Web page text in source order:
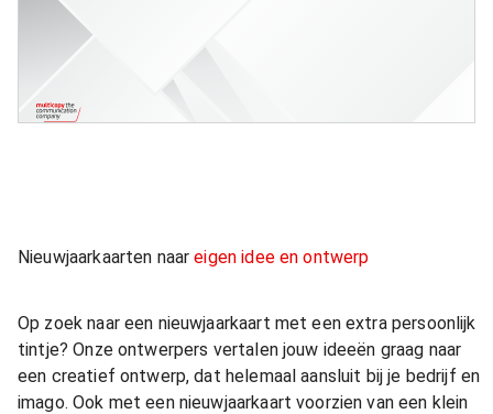
Nieuwjaarkaarten naareigen idee en ontwerp
Op zoek naar een nieuwjaarkaart met een extra persoonlijk
tintje? Onze ontwerpers vertalen jouw ideeën graag naar
een creatief ontwerp, dat helemaal aansluit bij je bedrijf en
imago. Ook met een nieuwjaarkaart voorzien van een klein